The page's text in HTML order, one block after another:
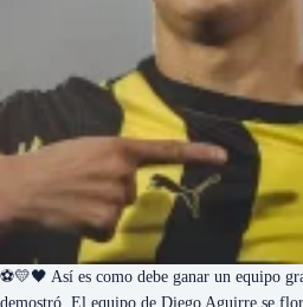
⚽💛🖤 Así es como debe ganar un equipo
demostró. El equipo de Diego Aguirre se